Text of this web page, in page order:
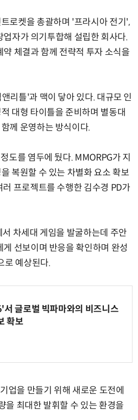
로켓을 총괄하며 '프라시아 전기',
자가 의기투합해 설립한 회사다.
체결과 함께 전략적 투자 소식을
리틀'과 맥이 닿아 있다. 대규모 인
대형 타이틀을 준비하며 별동대
께 운영하는 방식이다.
도를 염두에 뒀다. MMORPG가 지
복원할 수 있는 차별화 요소 확보
프로젝트를 수행한 김수경 PD가
차세대 게임을 발굴하는데 주안
선보이며 반응을 확인하며 완성
로 예상된다.
글로벌 빅파마와의 비즈니스
확보
업을 만들기 위해 새로운 도전에
을 최대한 발휘할 수 있는 환경을